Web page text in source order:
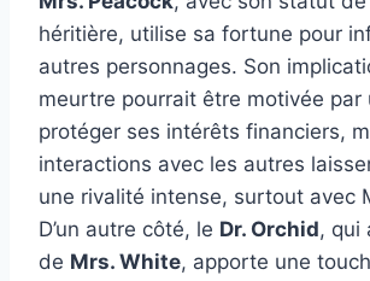
héritière, utilise sa fortune pour
autres personnages. Son
meurtre pourrait être motivée par
protéger ses intérêts financiers,
interactions avec les autres
une rivalité intense, surtout avec
D’un autre côté, le Dr. Orchid, qui
de Mrs. White, apporte une